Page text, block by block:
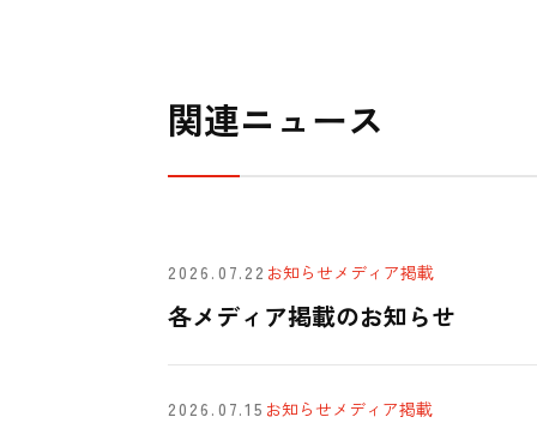
関連ニュース
2026.07.22 お知らせメディア掲載
各メディア掲載のお知らせ
2026.07.15 お知らせメディア掲載